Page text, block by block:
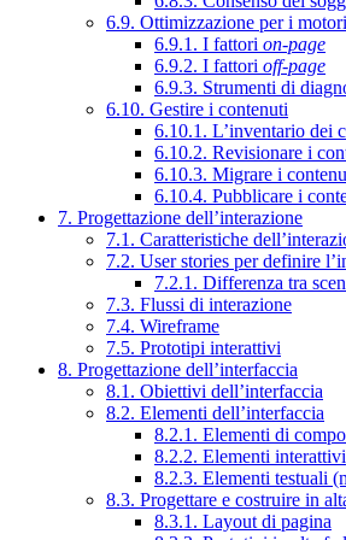
6.9. Ottimizzazione per i
6.9.1. I fattori on-page
6.9.2. I fattori off-page
6.9.3. Strumenti di
6.10. Gestire i contenuti
6.10.1. L’inventario dei
6.10.2. Revisionare i
6.10.3. Migrare i
6.10.4. Pubblicare i
7. Progettazione dell’interazione
7.1. Caratteristiche
7.2. User stories per definire
7.2.1. Differenza tra
7.3. Flussi di interazione
7.4. Wireframe
7.5. Prototipi interattivi
8. Progettazione dell’interfaccia
8.1. Obiettivi dell’interfaccia
8.2. Elementi dell’interfaccia
8.2.1. Elementi di
8.2.2. Elementi interattivi
8.2.3. Elementi testuali
8.3. Progettare e costruire in
8.3.1. Layout di pagina